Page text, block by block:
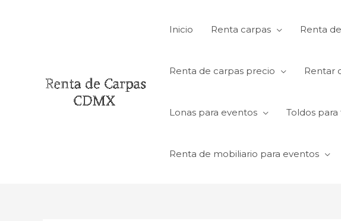
Inicio Renta carpas Renta
Renta de carpas precio Rentar
Lonas para eventos Toldos para
Renta de mobiliario para eventos